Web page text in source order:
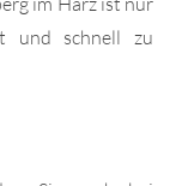
und schnell zu